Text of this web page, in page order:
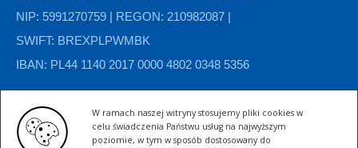
W ramach naszej witryny stosujemy pliki cookies w
celu świadczenia Państwu usług na najwyższym
poziomie, w tym w sposób dostosowany do
NIP: 5991270759 | REGON: 210982087 |
SWIFT: BREXPLPWMBK
IBAN: PL44 1140 2017 0000 4802 0348 5356
Kategorie nieruchomości